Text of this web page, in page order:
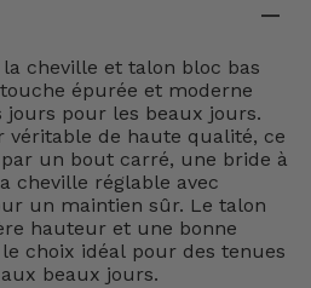
cheville et talon bloc bas
épurée et moderne
jours pour les beaux jours.
véritable de haute qualité, ce
un bout carré, une bride à
cheville réglable avec
un maintien sûr. Le talon
hauteur et une bonne
choix idéal pour des tenues
beaux jours.